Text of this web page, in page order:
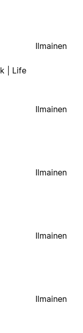
| Life
Ilmainen
Ilmainen
Ilmainen
Ilmainen
Ilmainen